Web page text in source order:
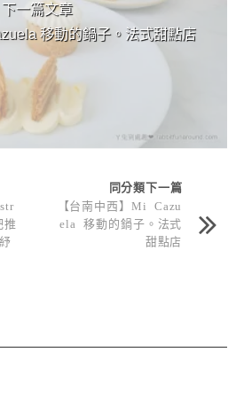
下一篇文章
移動的鍋子。法式甜點店
推
同分類下一篇
【台南中西】Mi Cazu
ela 移動的鍋子。法式
甜點店